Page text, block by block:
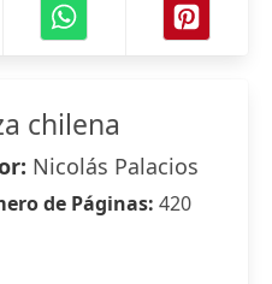
chilena
Nicolás Palacios
de Páginas: 420